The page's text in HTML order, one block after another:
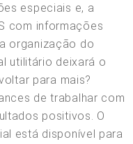
especiais e, a
com informações
organização do
utilitário deixará o
para mais?
de trabalhar com
positivos. O
está disponível para